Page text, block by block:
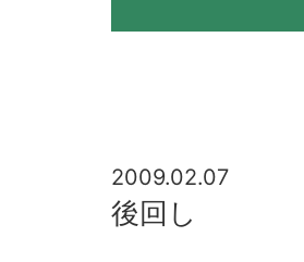
2009.02.07
後回し